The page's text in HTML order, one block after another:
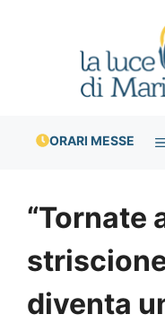
ORARI MESSE
“Tornate
diventa